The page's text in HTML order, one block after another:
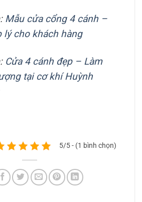
Mẫu cửa cổng 4 cánh –
lý cho khách hàng
Cửa 4 cánh đẹp – Làm
tại cơ khí Huỳnh
5/5 - (1 bình chọn)